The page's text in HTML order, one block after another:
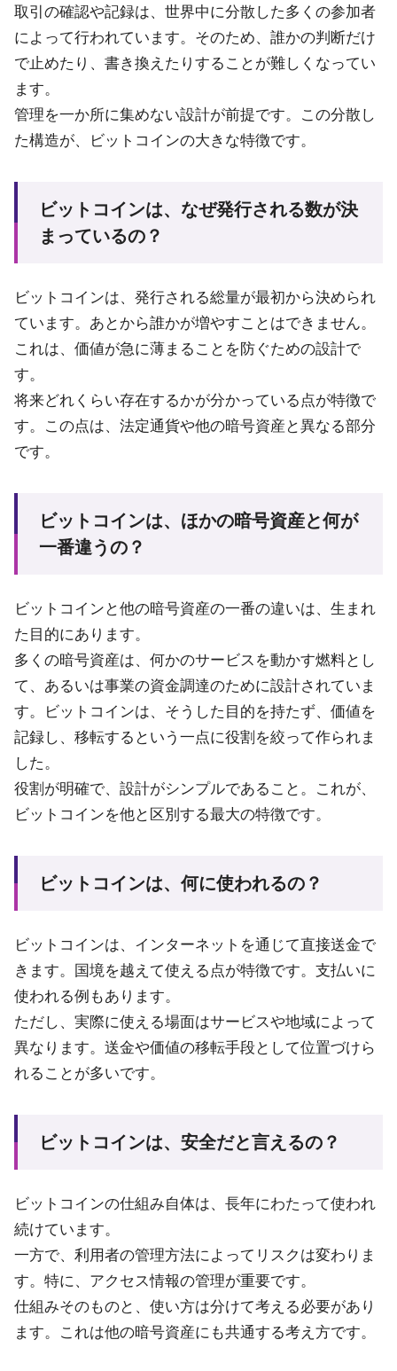
取引の確認や記録は、世界中に分散した多くの参加者
によって行われています。そのため、誰かの判断だけ
で止めたり、書き換えたりすることが難しくなってい
ます。
管理を一か所に集めない設計が前提です。この分散し
た構造が、ビットコインの大きな特徴です。
ビットコインは、なぜ発行される数が決
まっているの？
ビットコインは、発行される総量が最初から決められ
ています。あとから誰かが増やすことはできません。
これは、価値が急に薄まることを防ぐための設計で
す。
将来どれくらい存在するかが分かっている点が特徴で
す。この点は、法定通貨や他の暗号資産と異なる部分
です。
ビットコインは、ほかの暗号資産と何が
一番違うの？
ビットコインと他の暗号資産の一番の違いは、生まれ
た目的にあります。
多くの暗号資産は、何かのサービスを動かす燃料とし
て、あるいは事業の資金調達のために設計されていま
す。ビットコインは、そうした目的を持たず、価値を
記録し、移転するという一点に役割を絞って作られま
した。
役割が明確で、設計がシンプルであること。これが、
ビットコインを他と区別する最大の特徴です。
ビットコインは、何に使われるの？
ビットコインは、インターネットを通じて直接送金で
きます。国境を越えて使える点が特徴です。支払いに
使われる例もあります。
ただし、実際に使える場面はサービスや地域によって
異なります。送金や価値の移転手段として位置づけら
れることが多いです。
ビットコインは、安全だと言えるの？
ビットコインの仕組み自体は、長年にわたって使われ
続けています。
一方で、利用者の管理方法によってリスクは変わりま
す。特に、アクセス情報の管理が重要です。
仕組みそのものと、使い方は分けて考える必要があり
ます。これは他の暗号資産にも共通する考え方です。